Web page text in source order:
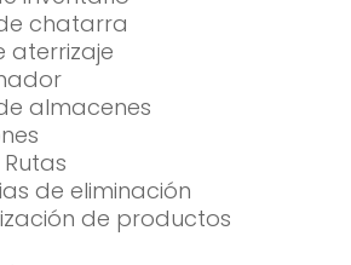
chatarra
aterrizaje
almacenes
de eliminación
de productos